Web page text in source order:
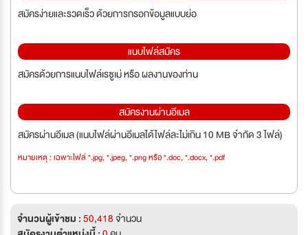
สมัครง่ายและรวดเร็ว ด้วยการกรอกข้อมูลแบบย่อ
แนบไฟล์สมัคร
สมัครด้วยการแนบไฟล์เรซูเม่ หรือ ผลงานของท่าน
สมัครงานผ่านอีเมล
สมัครผ่านอีเมล (แนบไฟล์ผ่านอีเมลได้ไฟล์ละไม่เกิน 10 MB จำกัด 3 ไฟล์)
หมายเหตุ : เฉพาะไฟล์ *.jpg, *.jpeg, *.png หรือ *.doc, *.docx, *.pdf
จำนวนผู้เข้าชม :50,418จำนวน